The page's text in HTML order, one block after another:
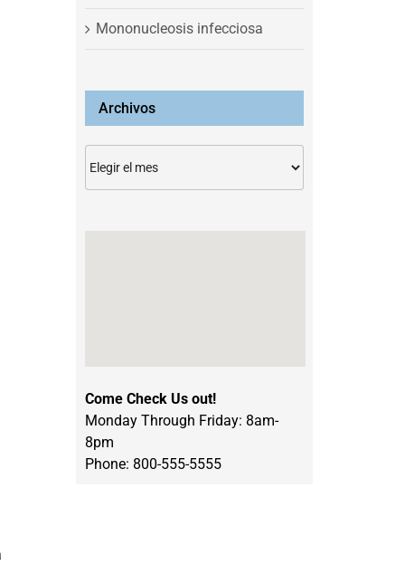
Mononucleosis infecciosa
Archivos
Come Check Us out!
Monday Through Friday: 8am-
8pm
Phone: 800-555-5555